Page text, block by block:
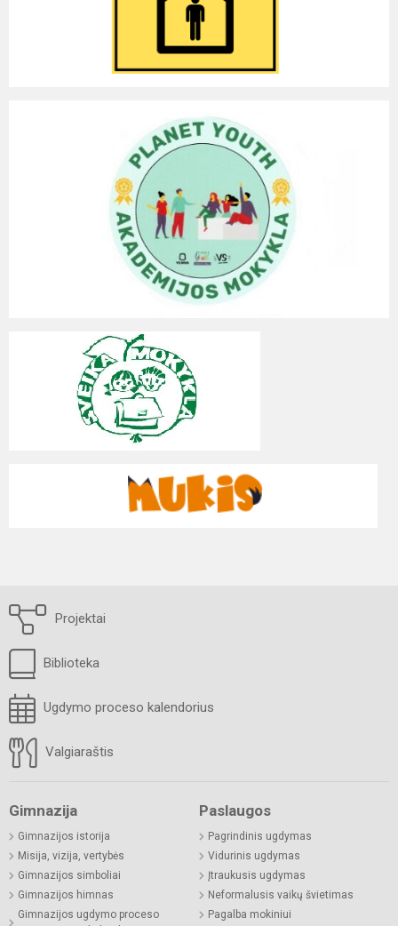
Projektai
Biblioteka
Ugdymo proceso kalendorius
Valgiaraštis
Gimnazija
Gimnazijos istorija
Misija, vizija, vertybės
Gimnazijos simboliai
Gimnazijos himnas
Gimnazijos ugdymo proceso
Paslaugos
Pagrindinis ugdymas
Vidurinis ugdymas
Įtraukusis ugdymas
Neformalusis vaikų švietimas
Pagalba mokiniui